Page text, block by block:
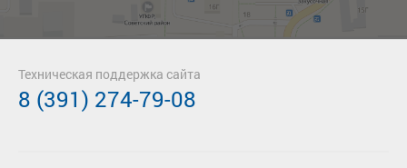
Техническая поддержка сайта
8 (391) 274-79-08